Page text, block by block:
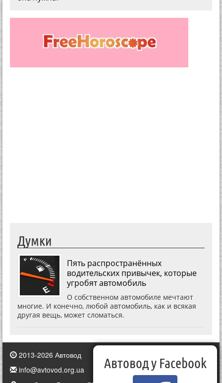
Думки
Пять распространённых
водительских привычек, которые
угробят автомобиль
О собственном автомобиле мечтают
многие. И конечно, любой автомобиль, как и всякая
другая вещь, может сломаться.
2013-2026 Автовод
info@avtovod.org.ua
Автовод у Facebook